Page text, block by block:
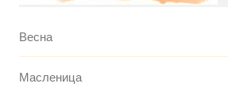
Весна
Масленица